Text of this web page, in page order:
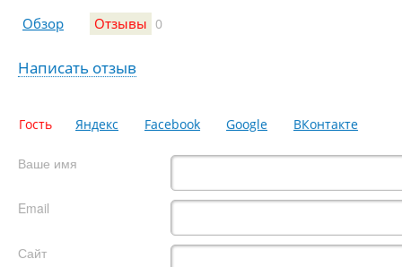
Обзор Отзывы 0
Написать отзыв
Гость Яндекс Facebook Google ВКонтакте
Ваше имя
Email
Сайт